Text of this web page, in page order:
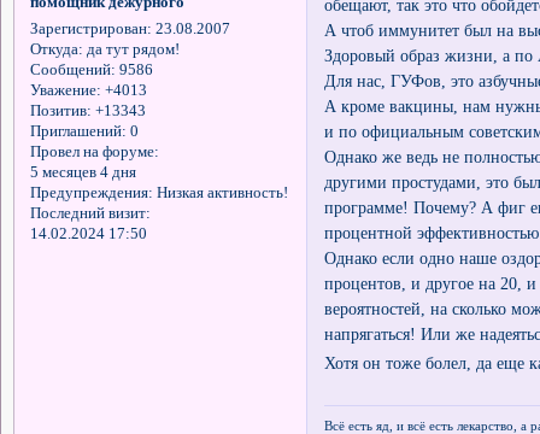
Зарегистрирован: 23.08.2007
Откуда: да тут рядом!
Сообщений: 9586
Уважение: +4013
Позитив: +13343
Приглашений: 0
Провел на форуме:
5 месяцев 4 дня
Предупреждения: Низкая активность!
Последний визит:
14.02.2024 17:50
обещают, так это что
А чтоб иммунитет был на
Здоровый образ жизни, а по
Для нас, ГУФов, это
А кроме вакцины, нам
и по официальным
Однако же ведь не
другими простудами, это
программе! Почему? А фиг
процентной
Однако если одно наше
процентов, и другое на 20, и
вероятностей, на сколько
напрягаться! Или же
Хотя он тоже болел, да еще
Всё есть яд, и всё есть лекарство,